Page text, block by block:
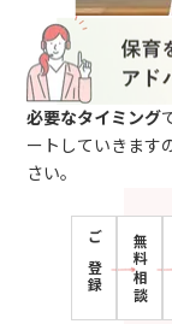
必要なタイミング
ートしていきます
さい。
ご登録 無料相談